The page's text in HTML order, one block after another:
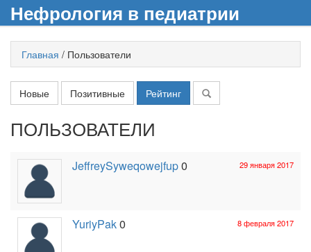
Нефрология в педиатрии
Главная / Пользователи
Новые Позитивные Рейтинг
ПОЛЬЗОВАТЕЛИ
29 января 2017
JeffreySyweqowejfup0
8 февраля 2017
YuriyPak0